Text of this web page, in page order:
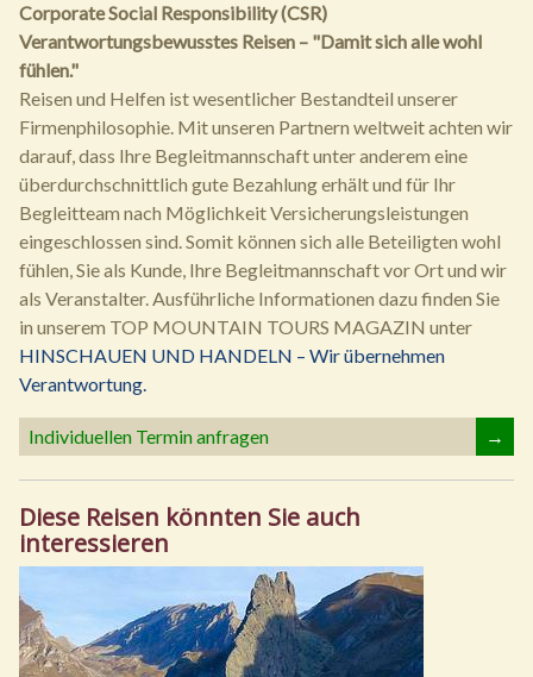
Corporate Social Responsibility (CSR)
Verantwortungsbewusstes Reisen – "Damit sich alle wohl
fühlen."
Reisen und Helfen ist wesentlicher Bestandteil unserer
Firmenphilosophie. Mit unseren Partnern weltweit achten wir
darauf, dass Ihre Begleitmannschaft unter anderem eine
überdurchschnittlich gute Bezahlung erhält und für Ihr
Begleitteam nach Möglichkeit Versicherungsleistungen
eingeschlossen sind. Somit können sich alle Beteiligten wohl
fühlen, Sie als Kunde, Ihre Begleitmannschaft vor Ort und wir
als Veranstalter. Ausführliche Informationen dazu finden Sie
in unserem TOP MOUNTAIN TOURS MAGAZIN unter
HINSCHAUEN UND HANDELN – Wir übernehmen
Verantwortung.
Individuellen Termin anfragen →
Diese Reisen könnten Sie auch
interessieren